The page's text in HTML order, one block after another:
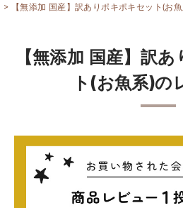
【無添加 国産】訳ありポキポキセット(お
【無添加 国産】訳
ト(お魚系)の